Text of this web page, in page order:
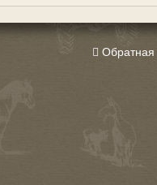
Обратная